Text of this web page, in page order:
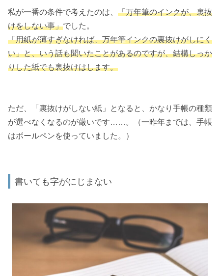
私が一番の条件で考えたのは、 「万年筆のインクが、裏抜
けをしない事」でした。
「用紙が薄すぎなければ、万年筆インクの裏抜けがしにく
い」と、いう話も聞いたことがあるのですが、結構しっか
りした紙でも裏抜けはします。
ただ、「裏抜けがしない紙」となると、かなり手帳の種類
が選べなくなるのが厳いです……。（一昨年までは、手帳
はボールペンを使っていました。）
書いても字がにじまない